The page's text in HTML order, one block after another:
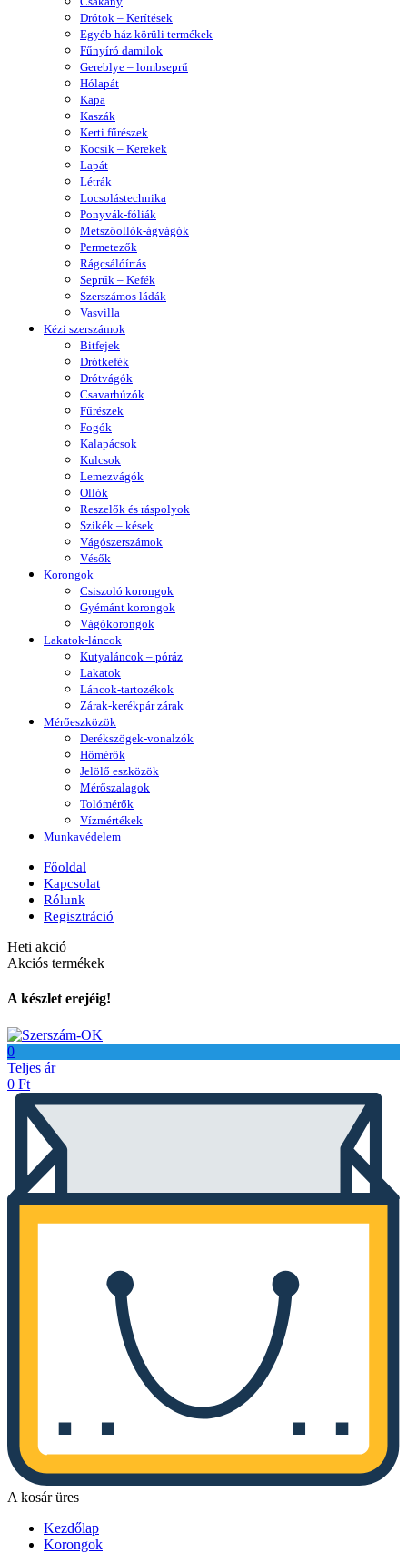
Drótok – Kerítések
Egyéb ház körüli termékek
Fűnyíró damilok
Gereblye – lombseprű
Hólapát
Kapa
Kaszák
Kerti fűrészek
Kocsik – Kerekek
Lapát
Létrák
Locsolástechnika
Ponyvák-fóliák
Metszőollók-ágvágók
Permetezők
Rágcsálóírtás
Seprűk – Kefék
Szerszámos ládák
Vasvilla
Kézi szerszámok
Bitfejek
Drótkefék
Drótvágók
Csavarhúzók
Fűrészek
Fogók
Kalapácsok
Kulcsok
Lemezvágók
Ollók
Reszelők és ráspolyok
Szikék – kések
Vágószerszámok
Vésők
Korongok
Csiszoló korongok
Gyémánt korongok
Vágókorongok
Lakatok-láncok
Kutyaláncok – póráz
Lakatok
Láncok-tartozékok
Zárak-kerékpár zárak
Mérőeszközök
Derékszögek-vonalzók
Hőmérők
Jelölő eszközök
Mérőszalagok
Tolómérők
Vízmértékek
Munkavédelem
Főoldal
Kapcsolat
Rólunk
Regisztráció
Heti akció
Akciós termékek
A készlet erejéig!
0
Teljes ár
0 Ft
A kosár üres
Kezdőlap
Korongok